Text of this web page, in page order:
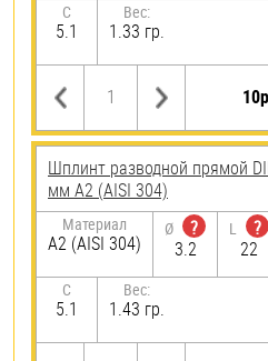
C
5.1
Вес:
1.33 гр.
Шплинт разводной прямой
мм А2 (AISI 304)
Материал
А2 (AISI 304)
Ø
?
3.2
L
?
22
C
5.1
Вес:
1.43 гр.